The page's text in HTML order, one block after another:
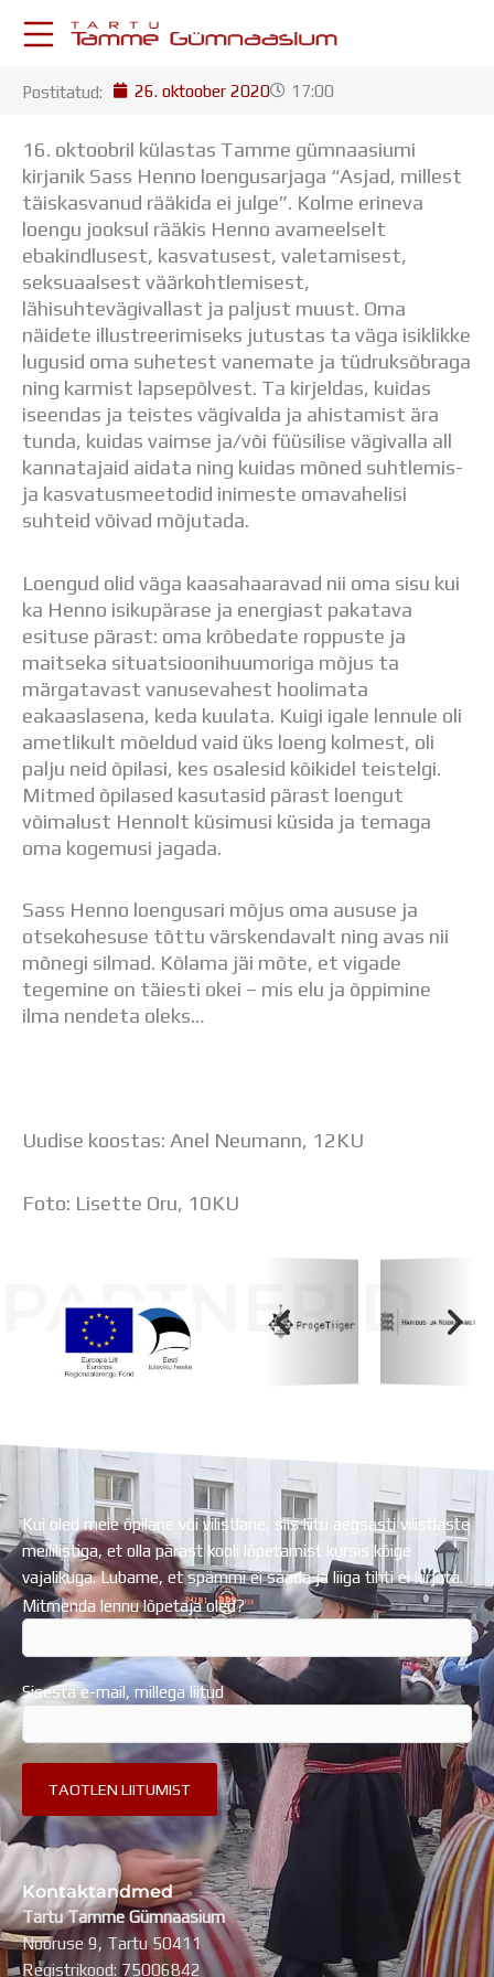
KESKKONNAD
Postkast
Drive
Tamme TV
Tamme Leht
Kooliraadio
Koorilaul
ÕPPETÖÖ
Tunniplaan
Aastaplaan
Õppekava
Ainepassid
Huviringid
Õpilastööd (UPT)
Distantsõpe
ÜLDINFO
Sisseastumine
Meie kool
Dokumendid
Uudised
Lapsevanemale
Vilistlastele
Toitlustamine
Virtuaaltuur
Õpilasesindus
Kontaktid
Postitatud: 26. oktoober 2020 17:00
16. oktoobril külastas Tamme gümnaasiumi
kirjanik Sass Henno loengusarjaga “Asjad, millest
täiskasvanud rääkida ei julge”. Kolme erineva
loengu jooksul rääkis Henno avameelselt
ebakindlusest, kasvatusest, valetamisest,
seksuaalsest väärkohtlemisest,
lähisuhtevägivallast ja paljust muust. Oma
näidete illustreerimiseks jutustas ta väga isiklikke
lugusid oma suhetest vanemate ja tüdruksõbraga
ning karmist lapsepõlvest. Ta kirjeldas, kuidas
iseendas ja teistes vägivalda ja ahistamist ära
tunda, kuidas vaimse ja/või füüsilise vägivalla all
kannatajaid aidata ning kuidas mõned suhtlemis-
ja kasvatusmeetodid inimeste omavahelisi
suhteid võivad mõjutada.
Loengud olid väga kaasahaaravad nii oma sisu kui
ka Henno isikupärase ja energiast pakatava
esituse pärast: oma krõbedate roppuste ja
maitseka situatsioonihuumoriga mõjus ta
märgatavast vanusevahest hoolimata
eakaaslasena, keda kuulata. Kuigi igale lennule oli
ametlikult mõeldud vaid üks loeng kolmest, oli
palju neid õpilasi, kes osalesid kõikidel teistelgi.
Mitmed õpilased kasutasid pärast loengut
võimalust Hennolt küsimusi küsida ja temaga
oma kogemusi jagada.
Sass Henno loengusari mõjus oma aususe ja
otsekohesuse tõttu värskendavalt ning avas nii
mõnegi silmad. Kõlama jäi mõte, et vigade
tegemine on täiesti okei – mis elu ja õppimine
ilma nendeta oleks…
Uudise koostas: Anel Neumann, 12KU
Foto: Lisette Oru, 10KU
PARTNERID
Kui oled meie õpilane või vilistlane, siis liitu aegsasti vilistlaste
meililistiga, et olla pärast kooli lõpetamist kursis kõige
vajalikuga. Lubame, et spämmi ei saada ja liiga tihti ei kirjuta.
Mitmenda lennu lõpetaja oled?
Sisesta e-mail, millega liitud
Kontaktandmed
Tartu Tamme Gümnaasium
Nooruse 9, Tartu 50411
Registrikood: 75006842